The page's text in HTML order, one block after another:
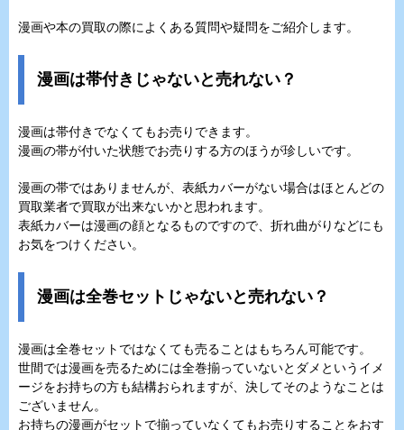
漫画や本の買取の際によくある質問や疑問をご紹介します。
漫画は帯付きじゃないと売れない？
漫画は帯付きでなくてもお売りできます。
漫画の帯が付いた状態でお売りする方のほうが珍しいです。
漫画の帯ではありませんが、表紙カバーがない場合はほとんどの
買取業者で買取が出来ないかと思われます。
表紙カバーは漫画の顔となるものですので、折れ曲がりなどにも
お気をつけください。
漫画は全巻セットじゃないと売れない？
漫画は全巻セットではなくても売ることはもちろん可能です。
世間では漫画を売るためには全巻揃っていないとダメというイメ
ージをお持ちの方も結構おられますが、決してそのようなことは
ございません。
お持ちの漫画がセットで揃っていなくてもお売りすることをおす